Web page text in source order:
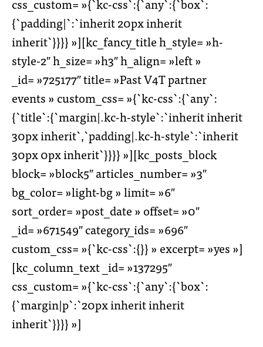
css_custom= »{`kc-css`:{`any`:{`box`:
{`padding|`:`inherit 20px inherit
inherit`}}}} »][kc_fancy_title h_style= »h-
style-2″ h_size= »h3″ h_align= »left »
_id= »725177″ title= »Past V4T partner
events » custom_css= »{`kc-css`:{`any`:
{`title`:{`margin|.kc-h-style`:`inherit inherit
30px inherit`,`padding|.kc-h-style`:`inherit
30px 0px inherit`}}}} »][kc_posts_block
block= »block5″ articles_number= »3″
bg_color= »light-bg » limit= »6″
sort_order= »post_date » offset= »0″
_id= »671549″ category_ids= »696″
custom_css= »{`kc-css`:{}} » excerpt= »yes »]
[kc_column_text _id= »137295″
css_custom= »{`kc-css`:{`any`:{`box`:
{`margin|p`:`20px inherit inherit
inherit`}}}} »]